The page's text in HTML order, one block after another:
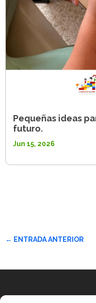
Pequeñas ideas
futuro.
Jun 15, 2026
← ENTRADA ANTERIOR